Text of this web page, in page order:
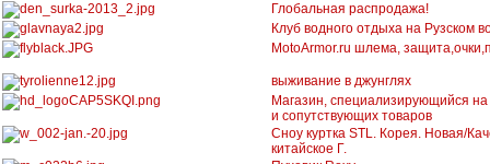
Глобальная распродажа!
Клуб водного отдыха на Рузском
MotoArmor.ru шлема,
выживание в джунглях
Магазин, специализирующийся
и сопутствующих товаров
Сноу куртка STL. Корея. Новая/
китайское Г.